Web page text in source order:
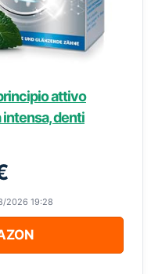
attivo
denti
2026 19:28